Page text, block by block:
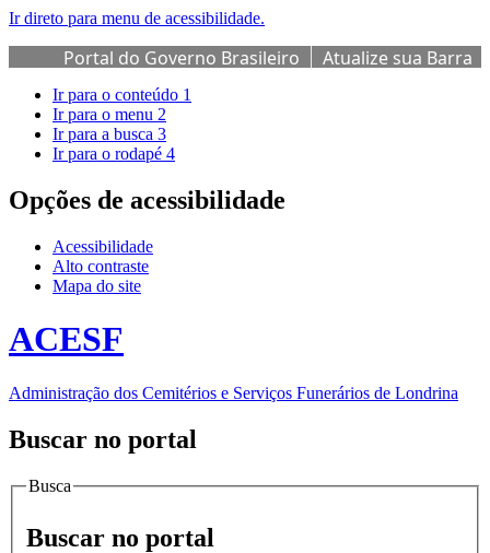
Ir direto para menu de acessibilidade.
Portal do Governo Brasileiro
Atualize sua Barra
de Governo
Ir para o conteúdo 1
Ir para o menu 2
Ir para a busca 3
Ir para o rodapé 4
Opções de acessibilidade
Acessibilidade
Alto contraste
Mapa do site
ACESF
Administração dos Cemitérios e Serviços Funerários de Londrina
Buscar no portal
Busca
Buscar no portal